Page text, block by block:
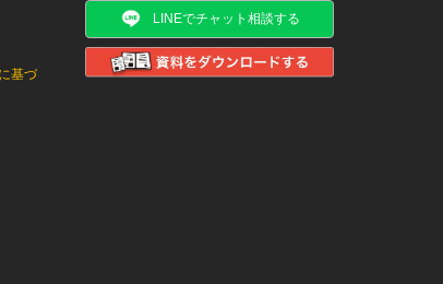
基づ
LINEでチャット相談する